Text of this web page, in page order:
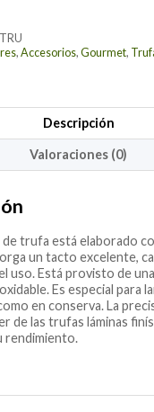
, Accesorios, Gourmet,
Descripción
Valoraciones (0)
trufa está elaborado
un tacto excelente,
uso. Está provisto de
Es especial para
en conserva. La
de las trufas láminas
rendimiento.